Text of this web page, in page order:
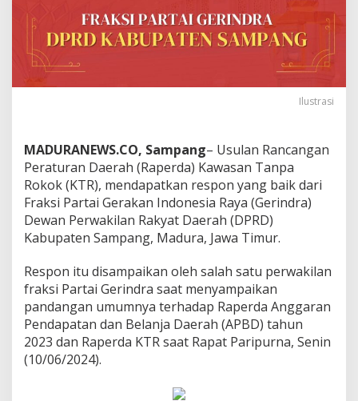
Ilustrasi
MADURANEWS.CO, Sampang– Usulan Rancangan
Peraturan Daerah (Raperda) Kawasan Tanpa
Rokok (KTR), mendapatkan respon yang baik dari
Fraksi Partai Gerakan Indonesia Raya (Gerindra)
Dewan Perwakilan Rakyat Daerah (DPRD)
Kabupaten Sampang, Madura, Jawa Timur.
Respon itu disampaikan oleh salah satu perwakilan
fraksi Partai Gerindra saat menyampaikan
pandangan umumnya terhadap Raperda Anggaran
Pendapatan dan Belanja Daerah (APBD) tahun
2023 dan Raperda KTR saat Rapat Paripurna, Senin
(10/06/2024).